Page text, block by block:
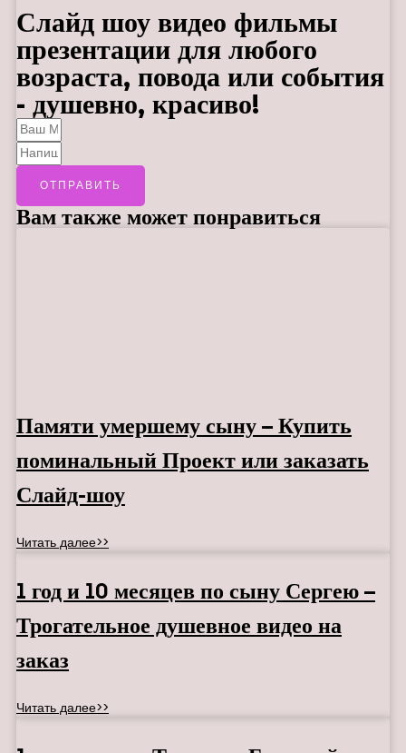
Слайд шоу видео фильмы
презентации для любого
возраста, повода или события
- душевно, красиво!
ОТПРАВИТЬ
Вам также может понравиться
Памяти умершему сыну – Купить
поминальный Проект или заказать
Слайд-шоу
Читать далее>>
1 год и 10 месяцев по сыну Сергею –
Трогательное душевное видео на
заказ
Читать далее>>